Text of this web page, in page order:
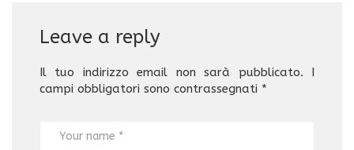
Leave a reply
Il tuo indirizzo email non sarà pubblicato. I
campi obbligatori sono contrassegnati *